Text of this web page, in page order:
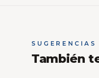
SUGERENCIAS
También